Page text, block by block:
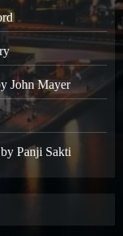
John Mayer
Panji Sakti